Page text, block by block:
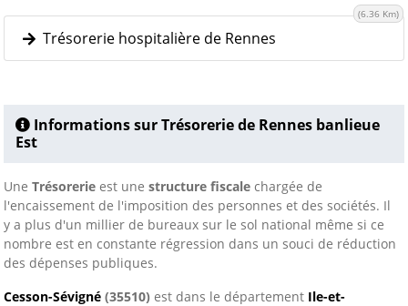
Trésorerie hospitalière de Rennes
(6.36 Km)
Informations sur Trésorerie de Rennes banlieue
Est
Une Trésorerie est une structure fiscale chargée de
l'encaissement de l'imposition des personnes et des sociétés. Il
y a plus d'un millier de bureaux sur le sol national même si ce
nombre est en constante régression dans un souci de réduction
des dépenses publiques.
Cesson-Sévigné (35510) est dans le département Ile-et-